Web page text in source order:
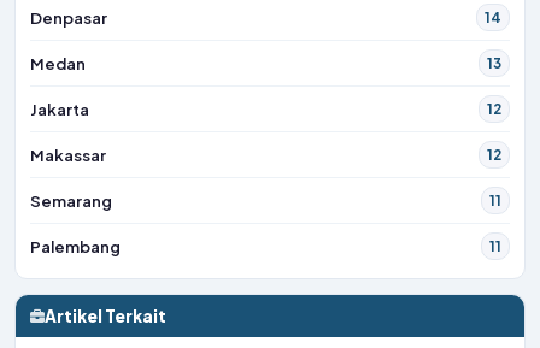
Denpasar 14
Medan 13
Jakarta 12
Makassar 12
Semarang 11
Palembang 11
Artikel Terkait